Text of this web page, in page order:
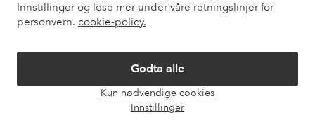
Innstillinger og lese mer under våre retningslinjer for
personvern. cookie-policy.
Godta alle
Kun nødvendige cookies
Innstillinger
Mine sider
Om Ellos